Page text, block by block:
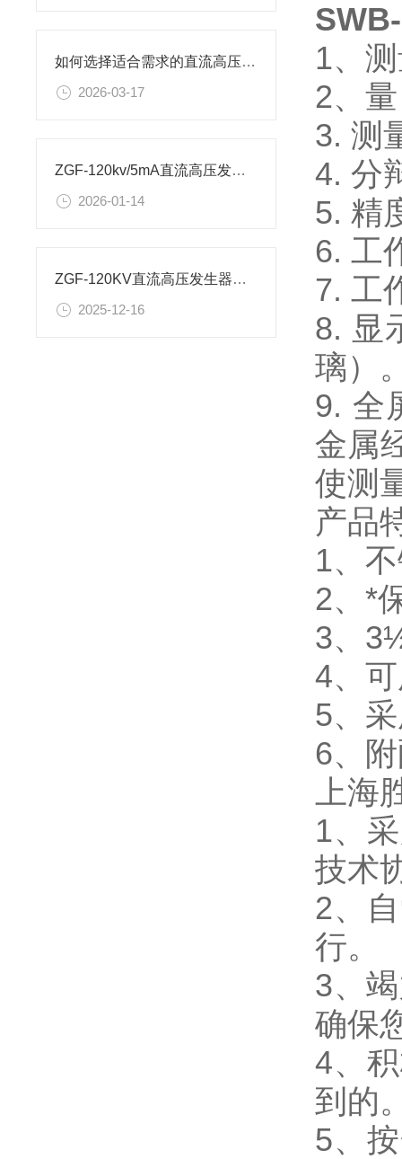
如何选择适合需求的直流高压发生器？
2026-03-17
ZGF-120kv/5mA直流高压发生器的工作原理是怎样的
2026-01-14
ZGF-120KV直流高压发生器现场试验流程
2025-12-16
1、
2、
3. 测
4. 分
5. 精
6. 工
7. 工
8. 显
璃）
9. 全
金属
使测
产品
1、
2、*
3、
4、
5、
6、
上海
1、
技术
2、
行。
3、
确保
4、
到的
5、